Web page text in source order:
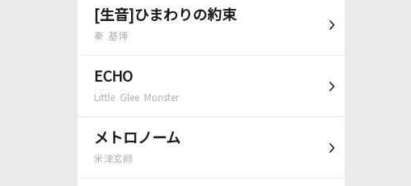
[生音]ひまわりの約束
秦 基博
ECHO
Little Glee Monster
メトロノーム
米津玄師